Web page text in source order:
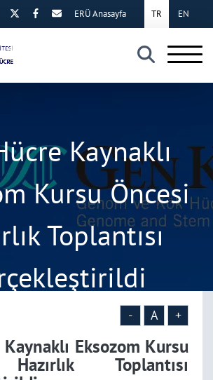
×
TR EN
ERÜ Anasayfa
Kaynaklı
Kursu Öncesi
Toplantısı
- A +
Eksozom Kursu
Toplantısı